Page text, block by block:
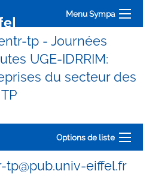
Menu Sympa
tp - Journées
UGE-IDRRIM:
du secteur des
TP
Options de liste
tp@pub.univ-eiffel.fr